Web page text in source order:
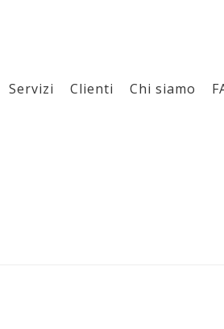
Servizi Clienti Chi siamo